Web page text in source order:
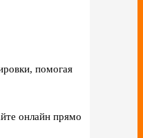
помогая
онлайн прямо